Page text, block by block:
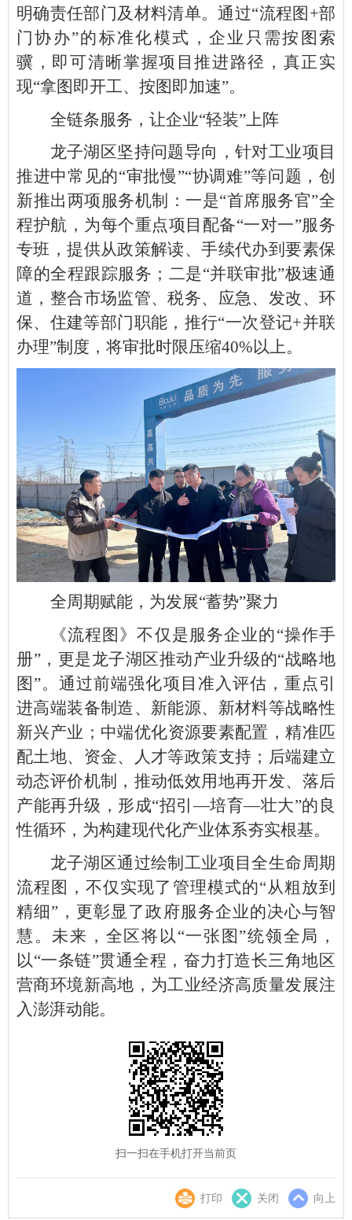
明确责任部门及材料清单。通过“流程图+部
门协办”的标准化模式，企业只需按图索
骥，即可清晰掌握项目推进路径，真正实
现“拿图即开工、按图即加速”。
全链条服务，让企业“轻装”上阵
龙子湖区坚持问题导向，针对工业项目
推进中常见的“审批慢”“协调难”等问题，创
新推出两项服务机制：一是“首席服务官”全
程护航，为每个重点项目配备“一对一”服务
专班，提供从政策解读、手续代办到要素保
障的全程跟踪服务；二是“并联审批”极速通
道，整合市场监管、税务、应急、发改、环
保、住建等部门职能，推行“一次登记+并联
办理”制度，将审批时限压缩40%以上。
全周期赋能，为发展“蓄势”聚力
《流程图》不仅是服务企业的“操作手
册”，更是龙子湖区推动产业升级的“战略地
图”。通过前端强化项目准入评估，重点引
进高端装备制造、新能源、新材料等战略性
新兴产业；中端优化资源要素配置，精准匹
配土地、资金、人才等政策支持；后端建立
动态评价机制，推动低效用地再开发、落后
产能再升级，形成“招引—培育—壮大”的良
性循环，为构建现代化产业体系夯实根基。
龙子湖区通过绘制工业项目全生命周期
流程图，不仅实现了管理模式的“从粗放到
精细”，更彰显了政府服务企业的决心与智
慧。未来，全区将以“一张图”统领全局，
以“一条链”贯通全程，奋力打造长三角地区
营商环境新高地，为工业经济高质量发展注
入澎湃动能。
扫一扫在手机打开当前页
打印 关闭 向上